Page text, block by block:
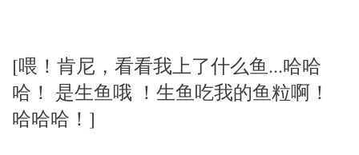
[喂！肯尼，看看我上了什么鱼...哈哈
哈！ 是生鱼哦 ！生鱼吃我的鱼粒啊！
哈哈哈！]